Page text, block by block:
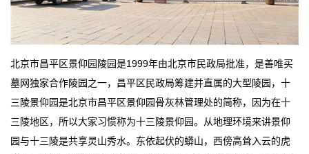
北京市昌平区景仰园陵园是1999年由北京市民政局批准，是善唯买
墓网独家合作陵园之一，昌平区民政局筹建并直属的大型陵园，十
三陵景仰园是北京市昌平区景仰园骨灰林管理处的简称，因为在十
三陵地区，所以大家习惯称为十三陵景仰园。从地理环境来讲景仰
园与十三陵是共享灵山秀水。东依起伏的蟒山，西傍高耸入云的虎